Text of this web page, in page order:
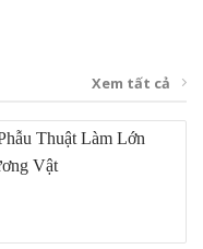
Xem tất cả